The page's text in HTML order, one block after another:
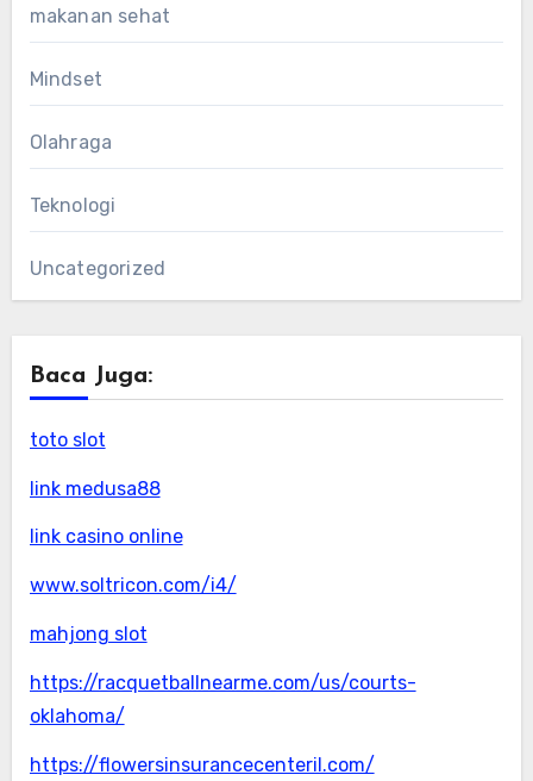
makanan sehat
Mindset
Olahraga
Teknologi
Uncategorized
Baca Juga:
toto slot
link medusa88
link casino online
www.soltricon.com/i4/
mahjong slot
https://racquetballnearme.com/us/courts-
oklahoma/
https://flowersinsurancecenteril.com/